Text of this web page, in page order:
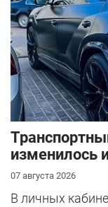
изменилось
07 августа 2026
В личных